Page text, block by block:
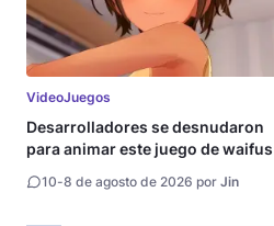
VideoJuegos
Desarrolladores se desnudaron
para animar este juego de waifus
10-8 de agosto de 2026 por Jin